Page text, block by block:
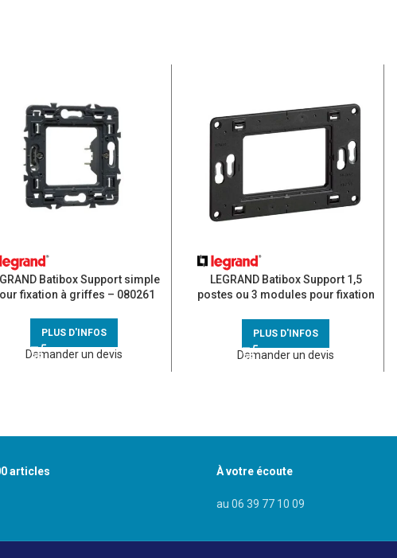
Batibox Support simple
fixation à griffes – 080261
PLUS D'INFOS
Demander un devis
LEGRAND Batibox Support 1,5
postes ou 3 modules pour fixation
PLUS D'INFOS
Demander un devis
articles À votre écoute
au 06 39 77 10 09